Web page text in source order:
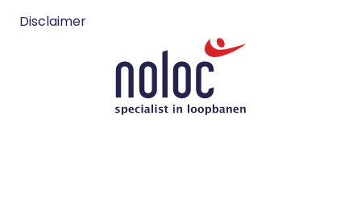
navigatie
Disclaimer